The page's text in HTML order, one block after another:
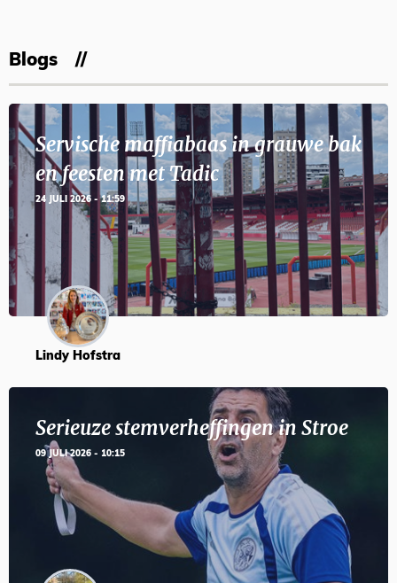
Blogs
Servische maffiabaas in grauwe bak
en feesten met Tadic
24 JULI 2026 - 11:59
Lindy Hofstra
Serieuze stemverheffingen in Stroe
09 JULI 2026 - 10:15